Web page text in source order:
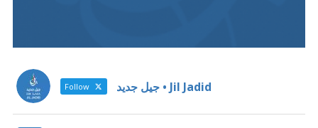
Jil Jadid • جيل جديد Follow